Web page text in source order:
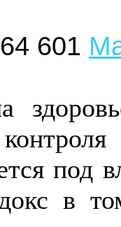
601
под
в